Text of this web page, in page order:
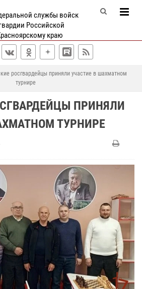
службы войск
Российской
краю
росгвардейцы приняли участие в шахматном
турнире
ПРИНЯЛИ
ТУРНИРЕ